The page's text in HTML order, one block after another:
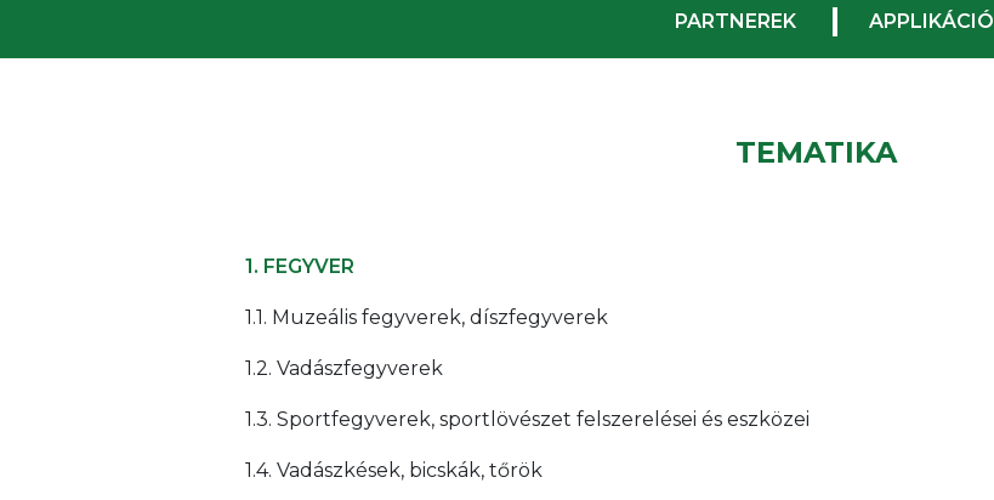
PARTNEREK APPLIKÁCIÓ
TEMATIKA
1. FEGYVER
1.1. Muzeális fegyverek, díszfegyverek
1.2. Vadászfegyverek
1.3. Sportfegyverek, sportlövészet felszerelései és eszközei
1.4. Vadászkések, bicskák, tőrök